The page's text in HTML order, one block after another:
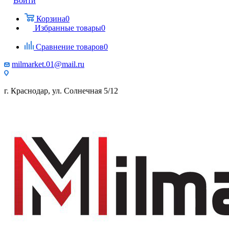
Корзина0
Избранные товары0
Сравнение товаров0
milmarket.01@mail.ru
г. Краснодар, ул. Солнечная 5/12